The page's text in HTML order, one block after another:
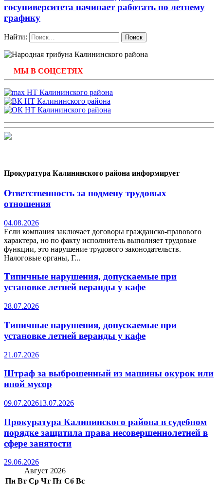
госуниверситета начинает работать по летнему
графику
Найти:
МЫ В СОЦСЕТЯХ
Прокуратура Калининского района информирует
Ответственность за подмену трудовых
отношения
04.08.2026
Если компания заключает договоры гражданско-правового
характера, но по факту исполнитель выполняет трудовые
функции, это нарушение трудового законодательств.
Налоговые органы, Г...
Типичные нарушения, допускаемые при
установке летней веранды у кафе
28.07.2026
Типичные нарушения, допускаемые при
установке летней веранды у кафе
21.07.2026
Штраф за выброшенный из машины окурок или
иной мусор
09.07.202613.07.2026
Прокуратура Калининского района в судебном
порядке защитила права несовершеннолетней в
сфере занятости
29.06.2026
Август 2026
Пн Вт Ср Чт Пт Сб Вс